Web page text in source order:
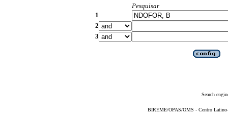
Pesquisar
1
2
3
Search
BIREME/OPAS/OMS - Centro Latino-